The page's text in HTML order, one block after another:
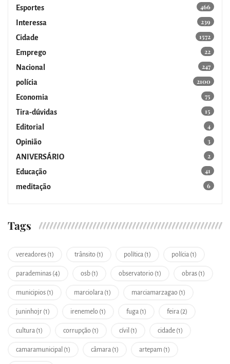
Esportes
466
Interessa
239
Cidade
1572
Emprego
22
Nacional
247
polícia
2100
Economia
75
Tira-dúvidas
15
Editorial
4
Opinião
3
ANIVERSÁRIO
2
Educação
41
meditação
6
Tags
vereadores (1) trânsito (1) política (1) polícia (1)
parademinas (4) osb (1) observatorio (1) obras (1)
municipios (1) marciolara (1) marciamarzagao (1)
juninhojr (1) irenemelo (1) fuga (1) feira (2)
cultura (1) corrupção (1) cívil (1) cidade (1)
camaramunicipal (1) câmara (1) artepam (1)